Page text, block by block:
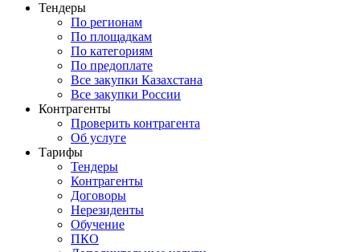
Тендеры
По регионам
По площадкам
По категориям
По предоплате
Все закупки Казахстана
Все закупки России
Контрагенты
Проверить контрагента
Об услуге
Тарифы
Тендеры
Контрагенты
Договоры
Нерезиденты
Обучение
ПКО